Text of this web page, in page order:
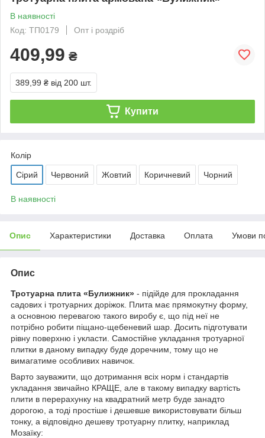
В наявності
Код: ТП0179
Опт і роздріб
409,99 ₴
389,99 ₴ від 200 шт.
Купити
Колір
Сірий Червоний Жовтий Коричневий Чорний
В наявності
Опис Характеристики Доставка Оплата Умови
Опис
Тротуарна плита «Булижник» - підійде для прокладання
садових і тротуарних доріжок. Плита має прямокутну форму,
а основною перевагою такого виробу є, що під неї не
потрібно робити піщано-щебеневий шар. Досить підготувати
рівну поверхню і укласти. Самостійне укладання тротуарної
плитки в даному випадку буде доречним, тому що не
вимагатиме особливих навичок.
Варто зауважити, що дотримання всіх норм і стандартів
укладання звичайно КРАЩЕ, але в такому випадку вартість
плити в перерахунку на квадратний метр буде занадто
дорогою, а тоді простіше і дешевше використовувати більш
тонку, а відповідно дешеву тротуарну плитку, наприклад
Мозаїку: